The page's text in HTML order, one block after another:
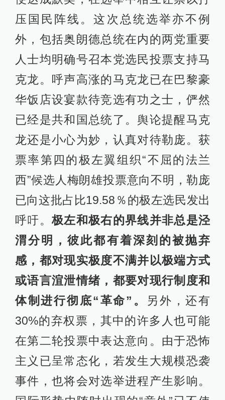
压国民阵线。这次总统选举亦不例
外，包括奥朗德总统在内的两党重要
人士均明确号召本党选民投票支持马
克龙。呼声高涨的马克龙已在巴黎豪
华饭店设宴款待竞选有功之士，俨然
已经是共和国总统了。舆论提醒马克
龙还是小心为妙，认真对待勒庞。获
票率第四的极左翼组织“不屈的法兰
西”候选人梅朗雄投票意向不明，勒庞
已向这批占比19.58％的极左选民发出
呼吁。 极左和极右的界线并非总是泾
渭分明，彼此都有着深刻的被抛弃
感，都对现实极度不满并以极端方式
或语言渲泄情绪，都要对现行制度和
体制进行彻底“革命”。
另外，还有
30%的弃权票，其中的许多人也可能
在第二轮投票中表达意向。由于恐怖
主义已呈常态化，若发生大规模恐袭
事件，也将会对选举进程产生影响。